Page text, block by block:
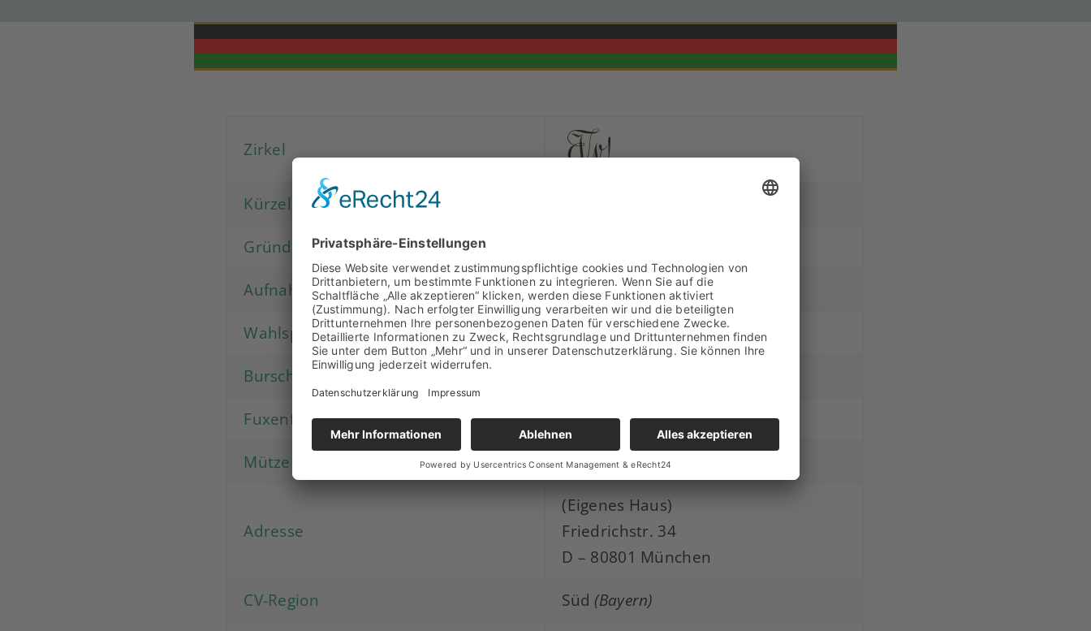
Zirkel
Kürzel
Gründung
Aufnahme in den CV
1905
Wahlspruch
Deutsche Treue allerwegen
Burschenfarben
Fuxenfarben
rot-schwarz-rot
Mütze
kirschrot, Tuch, Teller
Adresse
(Eigenes Haus)
Friedrichstr. 34
D – 80801 München
CV-Region
Süd (Bayern)